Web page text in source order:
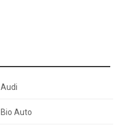
Audi
Bio Auto